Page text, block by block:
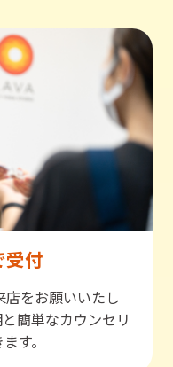
受付
店をお願いいたし
簡単なカウンセリ
す。